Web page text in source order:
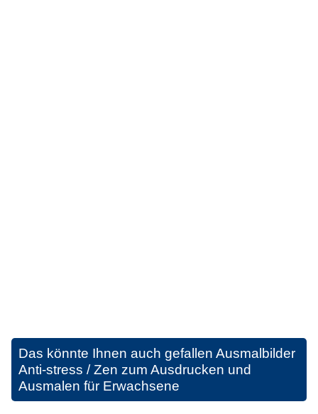
Das könnte Ihnen auch gefallen Ausmalbilder
Anti-stress / Zen zum Ausdrucken und
Ausmalen für Erwachsene